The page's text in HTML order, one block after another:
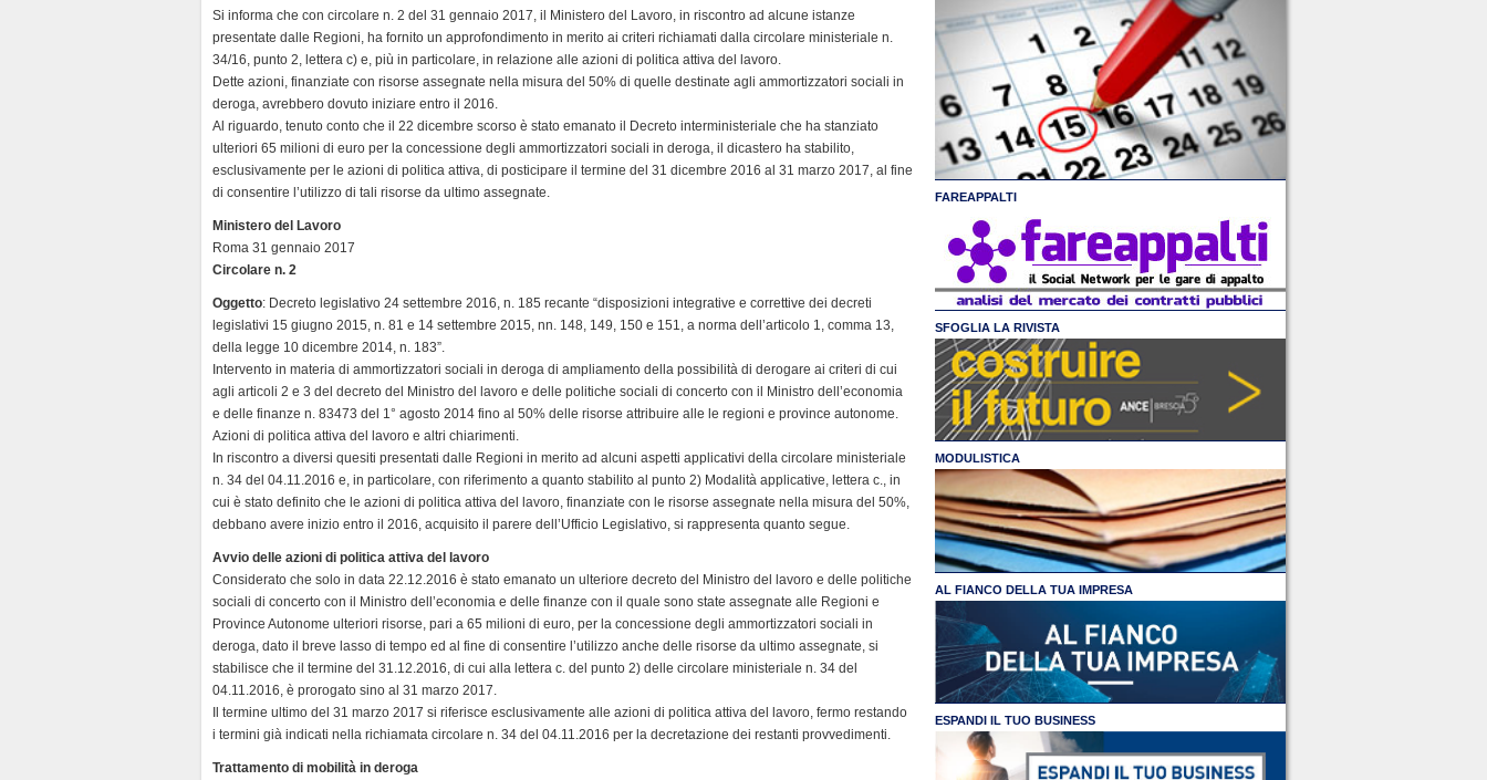
c
e
b
o
o
k
n
k
e
d
I
n
i
t
t
e
r
a
t
s
A
p
p
l
e
g
r
a
m
p
y
L
i
n
k
i
n
t
F
r
i
e
Si informa che con circolare n. 2 del 31 gennaio 2017, il Ministero del Lavoro, in riscontro ad alcune istanze
presentate dalle Regioni, ha fornito un approfondimento in merito ai criteri richiamati dalla circolare ministeriale n.
34/16, punto 2, lettera c) e, più in particolare, in relazione alle azioni di politica attiva del lavoro.
Dette azioni, finanziate con risorse assegnate nella misura del 50% di quelle destinate agli ammortizzatori sociali in
deroga, avrebbero dovuto iniziare entro il 2016.
Al riguardo, tenuto conto che il 22 dicembre scorso è stato emanato il Decreto interministeriale che ha stanziato
ulteriori 65 milioni di euro per la concessione degli ammortizzatori sociali in deroga, il dicastero ha stabilito,
esclusivamente per le azioni di politica attiva, di posticipare il termine del 31 dicembre 2016 al 31 marzo 2017, al fine
di consentire l’utilizzo di tali risorse da ultimo assegnate.
Ministero del Lavoro
Roma 31 gennaio 2017
Circolare n. 2
Oggetto: Decreto legislativo 24 settembre 2016, n. 185 recante “disposizioni integrative e correttive dei decreti
legislativi 15 giugno 2015, n. 81 e 14 settembre 2015, nn. 148, 149, 150 e 151, a norma dell’articolo 1, comma 13,
della legge 10 dicembre 2014, n. 183”.
Intervento in materia di ammortizzatori sociali in deroga di ampliamento della possibilità di derogare ai criteri di cui
agli articoli 2 e 3 del decreto del Ministro del lavoro e delle politiche sociali di concerto con il Ministro dell’economia
e delle finanze n. 83473 del 1° agosto 2014 fino al 50% delle risorse attribuire alle le regioni e province autonome.
Azioni di politica attiva del lavoro e altri chiarimenti.
In riscontro a diversi quesiti presentati dalle Regioni in merito ad alcuni aspetti applicativi della circolare ministeriale
n. 34 del 04.11.2016 e, in particolare, con riferimento a quanto stabilito al punto 2) Modalità applicative, lettera c., in
cui è stato definito che le azioni di politica attiva del lavoro, finanziate con le risorse assegnate nella misura del 50%,
debbano avere inizio entro il 2016, acquisito il parere dell’Ufficio Legislativo, si rappresenta quanto segue.
Avvio delle azioni di politica attiva del lavoro
Considerato che solo in data 22.12.2016 è stato emanato un ulteriore decreto del Ministro del lavoro e delle politiche
sociali di concerto con il Ministro dell’economia e delle finanze con il quale sono state assegnate alle Regioni e
Province Autonome ulteriori risorse, pari a 65 milioni di euro, per la concessione degli ammortizzatori sociali in
deroga, dato il breve lasso di tempo ed al fine di consentire l’utilizzo anche delle risorse da ultimo assegnate, si
stabilisce che il termine del 31.12.2016, di cui alla lettera c. del punto 2) delle circolare ministeriale n. 34 del
04.11.2016, è prorogato sino al 31 marzo 2017.
Il termine ultimo del 31 marzo 2017 si riferisce esclusivamente alle azioni di politica attiva del lavoro, fermo restando
i termini già indicati nella richiamata circolare n. 34 del 04.11.2016 per la decretazione dei restanti provvedimenti.
Trattamento di mobilità in deroga
FAREAPPALTI
SFOGLIA LA RIVISTA
MODULISTICA
AL FIANCO DELLA TUA IMPRESA
ESPANDI IL TUO BUSINESS